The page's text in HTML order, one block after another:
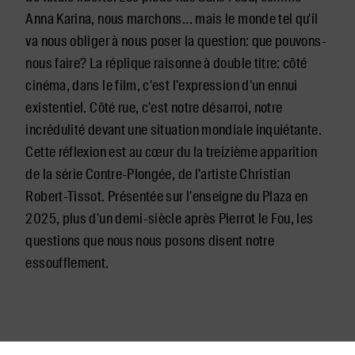
Anna Karina, nous marchons... mais le monde tel qu'il
va nous obliger à nous poser la question: que pouvons-
nous faire? La réplique raisonne à double titre: côté
cinéma, dans le film, c'est l'expression d'un ennui
existentiel. Côté rue, c'est notre désarroi, notre
incrédulité devant une situation mondiale inquiétante.
Cette réflexion est au cœur du la treizième apparition
de la série Contre-Plongée, de l'artiste Christian
Robert-Tissot. Présentée sur l'enseigne du Plaza en
2025, plus d'un demi-siècle après Pierrot le Fou, les
questions que nous nous posons disent notre
essoufflement.